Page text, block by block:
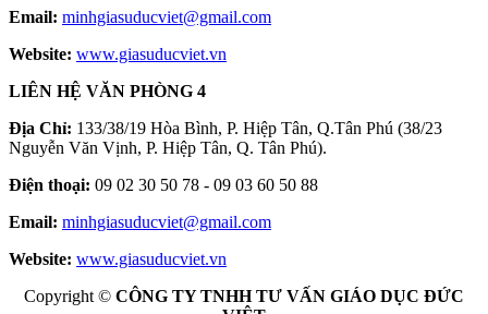
Email: minhgiasuducviet@gmail.com
Website: www.giasuducviet.vn
LIÊN HỆ VĂN PHÒNG 4
Địa Chỉ: 133/38/19 Hòa Bình, P. Hiệp Tân, Q.Tân Phú (38/23
Nguyễn Văn Vịnh, P. Hiệp Tân, Q. Tân Phú).
Điện thoại: 09 02 30 50 78 - 09 03 60 50 88
Email: minhgiasuducviet@gmail.com
Website: www.giasuducviet.vn
Copyright © CÔNG TY TNHH TƯ VẤN GIÁO DỤC ĐỨC